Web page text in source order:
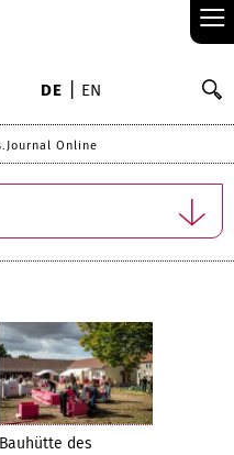
≡
DE EN
Online
Bauhütte des